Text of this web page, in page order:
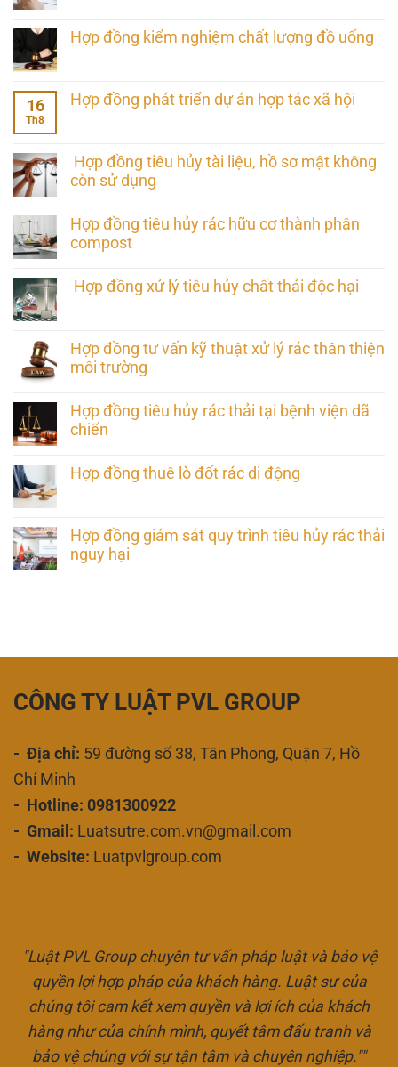
Hợp đồng kiểm nghiệm chất lượng đồ uống
16
Th8
Hợp đồng phát triển dự án hợp tác xã hội
Hợp đồng tiêu hủy tài liệu, hồ sơ mật không
còn sử dụng
Hợp đồng tiêu hủy rác hữu cơ thành phân
compost
Hợp đồng xử lý tiêu hủy chất thải độc hại
Hợp đồng tư vấn kỹ thuật xử lý rác thân thiện
môi trường
Hợp đồng tiêu hủy rác thải tại bệnh viện dã
chiến
Hợp đồng thuê lò đốt rác di động
Hợp đồng giám sát quy trình tiêu hủy rác thải
nguy hại
CÔNG TY LUẬT PVL GROUP
- Địa chỉ: 59 đường số 38, Tân Phong, Quận 7, Hồ
Chí Minh
- Hotline: 0981300922
- Gmail: Luatsutre.com.vn@gmail.com
- Website: Luatpvlgroup.com
"Luật PVL Group chuyên tư vấn pháp luật và bảo vệ
quyền lợi hợp pháp của khách hàng. Luật sư của
chúng tôi cam kết xem quyền và lợi ích của khách
hàng như của chính mình, quyết tâm đấu tranh và
bảo vệ chúng với sự tận tâm và chuyên nghiệp.""